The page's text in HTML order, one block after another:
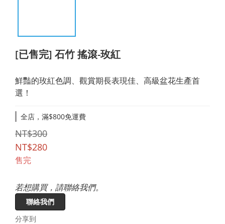
[已售完] 石竹 搖滾-玫紅
鮮豔的玫紅色調、觀賞期長表現佳、高級盆花生產首
選！
全店，滿$800免運費
NT$300
NT$280
售完
若想購買，請聯絡我們。
聯絡我們
分享到